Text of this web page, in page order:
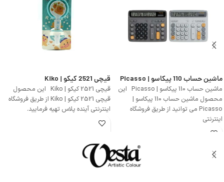
ماشین حساب 110 پیکاسو | Picasso
ماشین حساب 110 پیکاسو | Picasso این
محصول ماشین حساب 110 پیکاسو |
Picasso می توانید از طریق فروشگاه
اینترنتی
قیچی 2521 کیکو | Kiko
قیچی 2521 کیکو | Kiko این محصول
قیچی 2521 کیکو | Kiko از طریق فروشگاه
اینترنتی آینده پلاس تهیه فرمایید.